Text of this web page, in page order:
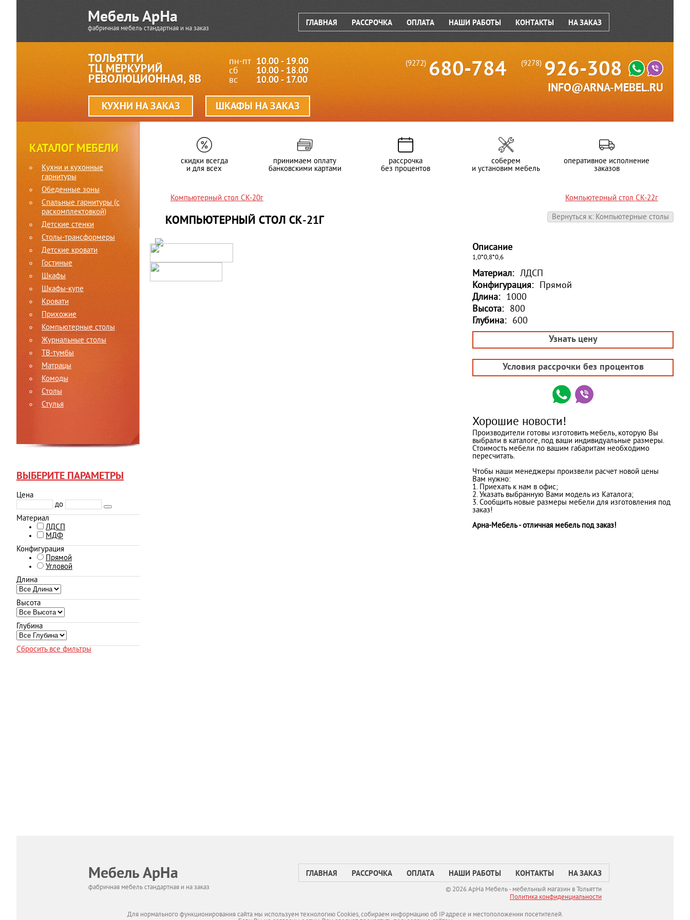
фабричная мебель стандартная и на заказ
ГЛАВНАЯ РАССРОЧКА ОПЛАТА НАШИ РАБОТЫ КОНТАКТЫ НА ЗАКАЗ
(9272) 680-784 (9278) 926-308
INFO@ARNA-MEBEL.RU
ТОЛЬЯТТИ
ТЦ МЕРКУРИЙ
РЕВОЛЮЦИОННАЯ, 8В
пн-пт 10.00 - 19.00
сб 10.00 - 18.00
вс 10.00 - 17.00
КУХНИ НА ЗАКАЗ ШКАФЫ НА ЗАКАЗ
КАТАЛОГ МЕБЕЛИ
Кухни и кухонные
гарнитуры
Обеденные зоны
Спальные гарнитуры (c
раскомплектовкой)
Детские стенки
Столы-трансформеры
Детские кровати
Гостиные
Шкафы
Шкафы-купе
Кровати
Прихожие
Компьютерные столы
Журнальные столы
ТВ-тумбы
Матрацы
Комоды
Столы
Стулья
ВЫБЕРИТЕ ПАРАМЕТРЫ
Цена
до
Материал
ЛДСП
МДФ
Конфигурация
Прямой
Угловой
Длина
Высота
Глубина
Сбросить все фильтры
скидки всегда
и для всех
принимаем оплату
банковскими картами
рассрочка
без процентов
соберем
и установим мебель
оперативное исполнение
заказов
Компьютерный стол СК-20г
Компьютерный стол СК-22г
Вернуться к: Компьютерные столы
КОМПЬЮТЕРНЫЙ СТОЛ СК-21Г
Описание
1,0*0,8*0,6
Материал: ЛДСП
Конфигурация: Прямой
Длина: 1000
Высота: 800
Глубина: 600
Узнать цену
Условия рассрочки без процентов
Хорошие новости!
Производители готовы изготовить мебель, которую Вы
выбрали в каталоге, под ваши индивидуальные размеры.
Стоимость мебели по вашим габаритам необходимо
пересчитать.
Чтобы наши менеджеры произвели расчет новой цены
Вам нужно:
1. Приехать к нам в офис;
2. Указать выбранную Вами модель из Каталога;
3. Сообщить новые размеры мебели для изготовления под
заказ!
Арна-Мебель - отличная мебель под заказ!
Мебель АрНа
фабричная мебель стандартная и на заказ
ГЛАВНАЯ РАССРОЧКА ОПЛАТА НАШИ РАБОТЫ КОНТАКТЫ НА ЗАКАЗ
© 2026 АрНа Мебель - мебельный магазин в Тольятти
Политикa конфиденциальности
Для нормального функционирования сайта мы используем технологию Cookies, собираем информацию об IP адресе и местоположении посетителей.